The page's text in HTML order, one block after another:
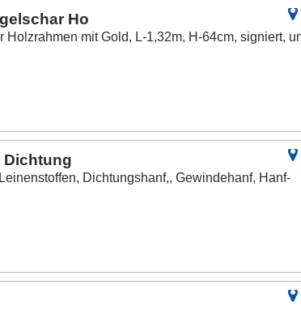
Ho
mit Gold, L-1,32m, H-64cm, signiert,
Dichtung
Dichtungshanf,, Gewindehanf, Hanf-